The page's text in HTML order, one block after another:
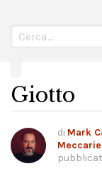
Giotto
di Mark